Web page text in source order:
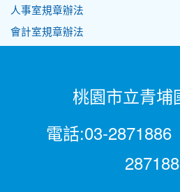
人事室規章辦法
會計室規章辦法
桃園市立青埔
電話:03-